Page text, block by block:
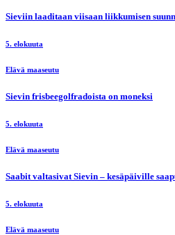
Sieviin laaditaan viisaan liikkumisen
5. elokuuta
Elävä maaseutu
Sievin frisbeegolfradoista on moneksi
5. elokuuta
Elävä maaseutu
Saabit valtasivat Sievin – kesäpäiville
5. elokuuta
Elävä maaseutu